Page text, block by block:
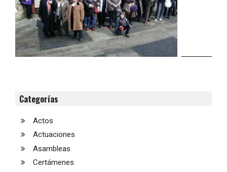
Categorías
Actos
Actuaciones
Asambleas
Certámenes